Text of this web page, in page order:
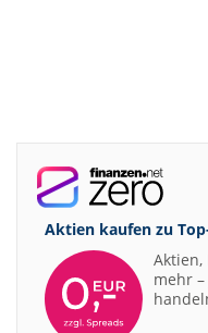
Aktien kaufen zu
Aktien,
mehr